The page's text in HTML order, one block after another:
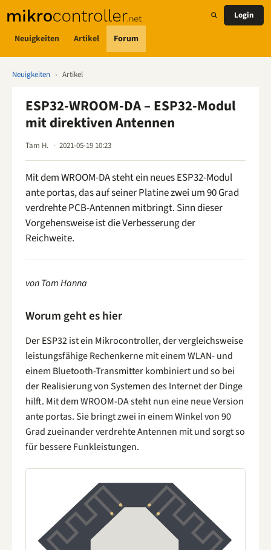
Neuigkeiten Artikel Forum
Login
Neuigkeiten › Artikel
ESP32-WROOM-DA – ESP32-Modul
mit direktiven Antennen
Tam H. 2021-05-19 10:23
Mit dem WROOM-DA steht ein neues ESP32-Modul
ante portas, das auf seiner Platine zwei um 90 Grad
verdrehte PCB-Antennen mitbringt. Sinn dieser
Vorgehensweise ist die Verbesserung der
Reichweite.
von Tam Hanna
Worum geht es hier
Der ESP32 ist ein Mikrocontroller, der vergleichsweise
leistungsfähige Rechenkerne mit einem WLAN- und
einem Bluetooth-Transmitter kombiniert und so bei
der Realisierung von Systemen des Internet der Dinge
hilft. Mit dem WROOM-DA steht nun eine neue Version
ante portas. Sie bringt zwei in einem Winkel von 90
Grad zueinander verdrehte Antennen mit und sorgt so
für bessere Funkleistungen.